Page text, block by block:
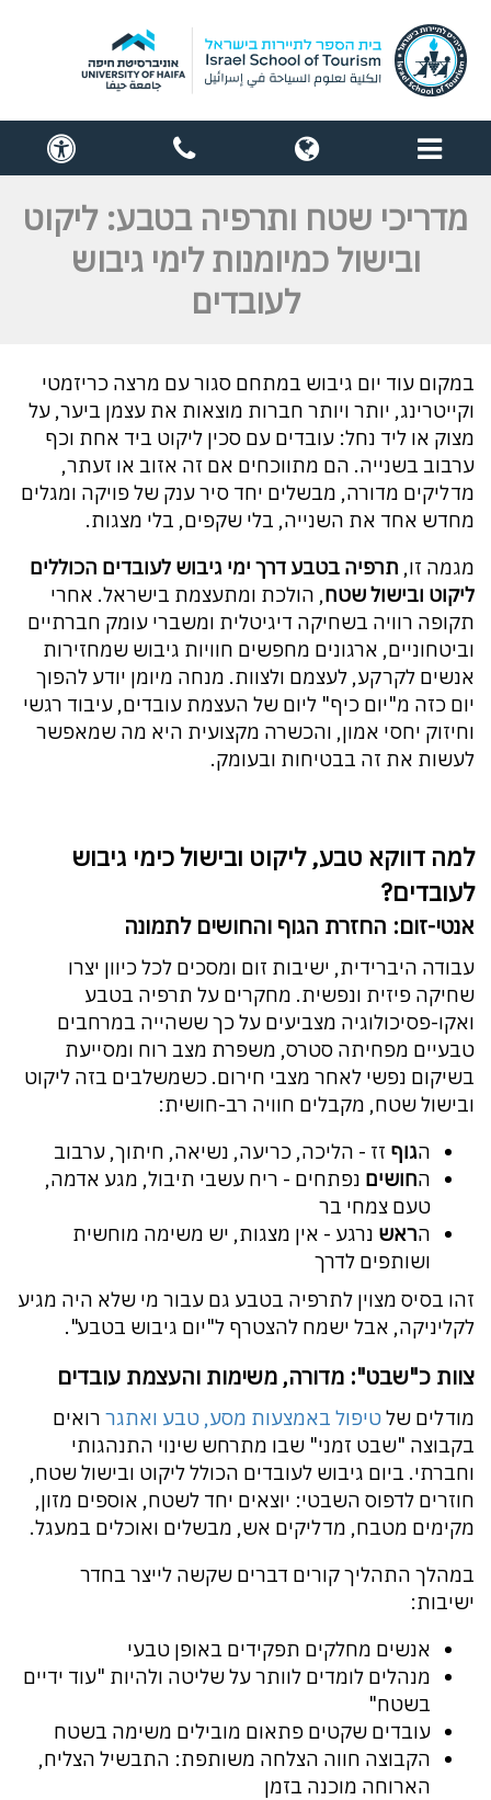
תפריט globe
contact
us
מדריכי שטח ותרפיה בטבע: ליקוט
ובישול כמיומנות לימי גיבוש
לעובדים
במקום עוד יום גיבוש במתחם סגור עם מרצה כריזמטי
וקייטרינג, יותר ויותר חברות מוצאות את עצמן ביער, על
מצוק או ליד נחל: עובדים עם סכין ליקוט ביד אחת וכף
ערבוב בשנייה. הם מתווכחים אם זה אזוב או זעתר,
מדליקים מדורה, מבשלים יחד סיר ענק של פויקה ומגלים
מחדש אחד את השנייה, בלי שקפים, בלי מצגות.
מגמה זו, תרפיה בטבע דרך ימי גיבוש לעובדים הכוללים
ליקוט ובישול שטח, הולכת ומתעצמת בישראל. אחרי
תקופה רוויה בשחיקה דיגיטלית ומשברי עומק חברתיים
וביטחוניים, ארגונים מחפשים חוויות גיבוש שמחזירות
אנשים לקרקע, לעצמם ולצוות. מנחה מיומן יודע להפוך
יום כזה מ"יום כיף" ליום של העצמת עובדים, עיבוד רגשי
וחיזוק יחסי אמון, והכשרה מקצועית היא מה שמאפשר
לעשות את זה בבטיחות ובעומק.
למה דווקא טבע, ליקוט ובישול כימי גיבוש
לעובדים?
אנטי-זום: החזרת הגוף והחושים לתמונה
עבודה היברידית, ישיבות זום ומסכים לכל כיוון יצרו
שחיקה פיזית ונפשית. מחקרים על תרפיה בטבע
ואקו-פסיכולוגיה מצביעים על כך ששהייה במרחבים
טבעיים מפחיתה סטרס, משפרת מצב רוח ומסייעת
בשיקום נפשי לאחר מצבי חירום. כשמשלבים בזה ליקוט
ובישול שטח, מקבלים חוויה רב-חושית:
הגוף זז - הליכה, כריעה, נשיאה, חיתוך, ערבוב
החושים נפתחים - ריח עשבי תיבול, מגע אדמה,
טעם צמחי בר
הראש נרגע - אין מצגות, יש משימה מוחשית
ושותפים לדרך
זהו בסיס מצוין לתרפיה בטבע גם עבור מי שלא היה מגיע
לקליניקה, אבל ישמח להצטרף ל"יום גיבוש בטבע".
צוות כ"שבט": מדורה, משימות והעצמת עובדים
מודלים שלטיפול באמצעות מסע, טבע ואתגר רואים
בקבוצה "שבט זמני" שבו מתרחש שינוי התנהגותי
וחברתי. ביום גיבוש לעובדים הכולל ליקוט ובישול שטח,
חוזרים לדפוס השבטי: יוצאים יחד לשטח, אוספים מזון,
מקימים מטבח, מדליקים אש, מבשלים ואוכלים במעגל.
במהלך התהליך קורים דברים שקשה לייצר בחדר
ישיבות:
אנשים מחלקים תפקידים באופן טבעי
מנהלים לומדים לוותר על שליטה ולהיות "עוד ידיים
בשטח"
עובדים שקטים פתאום מובילים משימה בשטח
הקבוצה חווה הצלחה משותפת: התבשיל הצליח,
הארוחה מוכנה בזמן